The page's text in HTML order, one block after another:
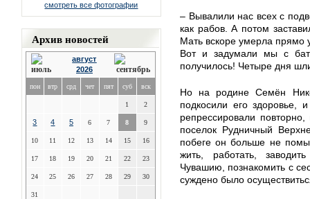
смотреть все фотографии
Архив новостей
август
2026
пон втр срд чет пят суб вск
1 2
3 4 5 6 7 8 9
10 11 12 13 14 15 16
17 18 19 20 21 22 23
24 25 26 27 28 29 30
31
– Вывалили нас всех с
как рабов. А потом
Мать вскоре умерла прямо
Вот и задумали мы с
получилось! Четыре дня
Но на родине Семён
подкосили его
репрессировали
поселок Рудничный
побеге он больше не
жить, работать,
Чувашию, познакомить с
суждено было